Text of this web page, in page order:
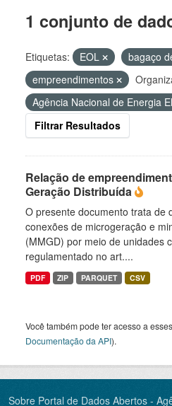
1 conjunto de
Etiquetas: EOL bagaço
empreendimentos
Agência Nacional de Energia
Filtrar Resultados
Relação de
Geração Distribuída
O presente documento trata de
conexões de microgeração e
(MMGD) por meio de unidades
regulamentado no art....
PDF ZIP PARQUET CSV
Você também pode ter acesso a
Documentação da API).
Sobre Portal de Dados Abertos -